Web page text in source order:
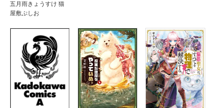
五月雨きょうすけ 猫
屋敷ぷしお